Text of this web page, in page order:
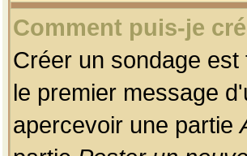
Comment puis-je
Créer un sondage
le premier message
apercevoir une partie